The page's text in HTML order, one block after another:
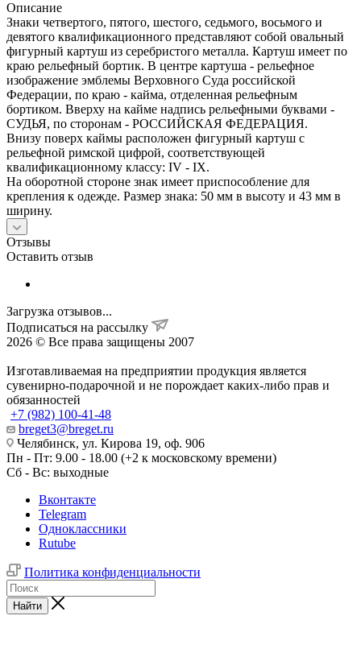
Описание
Знаки четвертого, пятого, шестого, седьмого, восьмого и
девятого квалификационного представляют собой овальный
фигурный картуш из серебристого металла. Картуш имеет по
краю рельефный бортик. В центре картуша - рельефное
изображение эмблемы Верховного Суда российской
Федерации, по краю - кайма, отделенная рельефным
бортиком. Вверху на кайме надпись рельефными буквами -
СУДЬЯ, по сторонам - РОССИЙСКАЯ ФЕДЕРАЦИЯ.
Внизу поверх каймы расположен фигурный картуш с
рельефной римской цифрой, соответствующей
квалификационному классу: IV - IX.
На оборотной стороне знак имеет приспособление для
крепления к одежде. Размер знака: 50 мм в высоту и 43 мм в
ширину.
Отзывы
Оставить отзыв
Загрузка отзывов...
Подписаться на рассылку
2026 © Все права защищены 2007
Изготавливаемая на предприятии продукция является
сувенирно-подарочной и не порождает каких-либо прав и
обязанностей
+7 (982) 100-41-48
breget3@breget.ru
Челябинск, ул. Кирова 19, оф. 906
Пн - Пт: 9.00 - 18.00 (+2 к московскому времени)
Сб - Вс: выходные
Вконтакте
Telegram
Одноклассники
Rutube
Политика конфиденциальности
Найти